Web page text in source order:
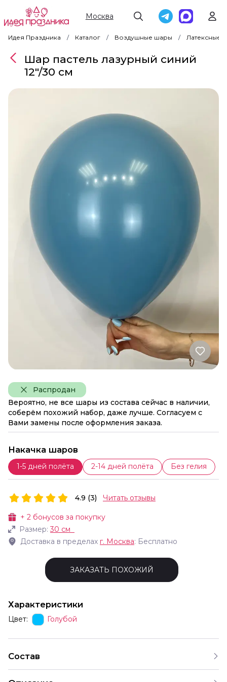
Москва
Идея Праздника Каталог Воздушные шары Латексные
Распродан
Вероятно, не все шары из состава сейчас в наличии,
соберём похожий набор, даже лучше. Согласуем с
Вами замены после оформления заказа.
Накачка шаров
1-5 дней полёта 2-14 дней полёта Без гелия
Шар пастель лазурный синий
12"/30 см
+ 2 бонусов за покупку
Размер:30 см
Доставка в пределах г. Москва: Бесплатно
4.9 (3) Читать отзывы
ЗАКАЗАТЬ ПОХОЖИЙ
Характеристики
Цвет: Голубой
Состав